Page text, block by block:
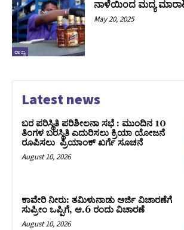
ರಾಜ್ಯ
ನಾಳೆಯಿಂದ ಮದ್ಯ
May 20, 2025
Latest news
ಬರ ಪರಿಸ್ಥಿತಿ ಪರಿಶೀಲನಾ ಸಭೆ : ಮುಂದಿನ 10
ತಿಂಗಳ ಬರಸ್ಥಿತಿ ಎದುರಿಸಲು ಕ್ರಿಯಾ ಯೋಜನೆ
ರೂಪಿಸಲು ಪ್ರಿಯಾಂಕ್ ಖರ್ಗೆ ಸೂಚನೆ
August 10, 2026
ಕಾವೇರಿ ನೀರು: ತಮಿಳುನಾಡು ಅರ್ಜಿ ವಿಚಾರಣೆಗೆ
ಸುಪ್ರೀಂ ಒಪ್ಪಿಗೆ, ಆ.6 ರಂದು ವಿಚಾರಣೆ
August 10, 2026